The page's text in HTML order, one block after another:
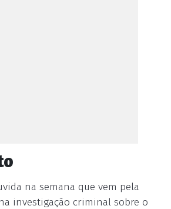
na semana que vem pela
investigação criminal sobre o